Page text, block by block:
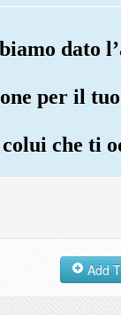
dato
per il
che ti